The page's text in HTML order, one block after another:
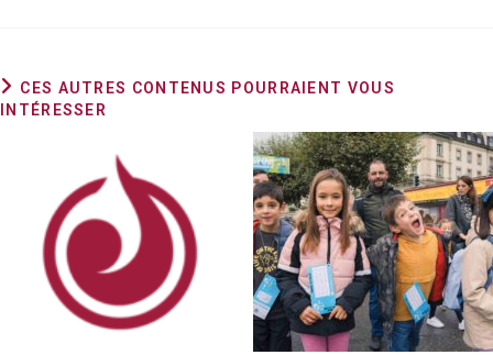
CES AUTRES CONTENUS POURRAIENT VOUS
INTÉRESSER